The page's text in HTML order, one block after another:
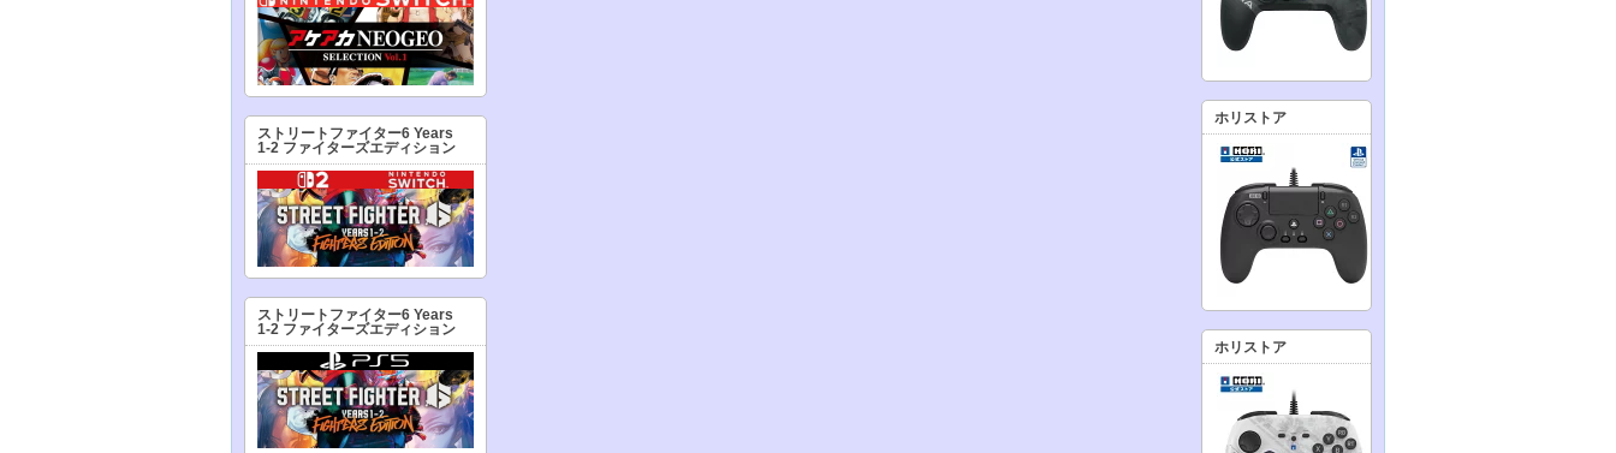
ストリートファイター6 Years
1-2 ファイターズエディション
ストリートファイター6 Years
1-2 ファイターズエディション
ホリストア
ホリストア